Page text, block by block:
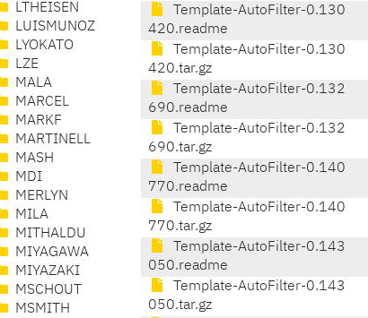
LTHEISEN
LUISMUNOZ
LYOKATO
LZE
MALA
MARCEL
MARKF
MARTINELL
MASH
MDI
MERLYN
MILA
MITHALDU
MIYAGAWA
MIYAZAKI
MSCHOUT
MSMITH
Template-AutoFilter-0.130
420.readme
Template-AutoFilter-0.130
420.tar.gz
Template-AutoFilter-0.132
690.readme
Template-AutoFilter-0.132
690.tar.gz
Template-AutoFilter-0.140
770.readme
Template-AutoFilter-0.140
770.tar.gz
Template-AutoFilter-0.143
050.readme
Template-AutoFilter-0.143
050.tar.gz